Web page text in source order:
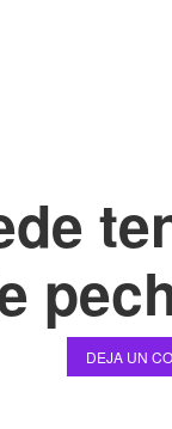
DEJA UN